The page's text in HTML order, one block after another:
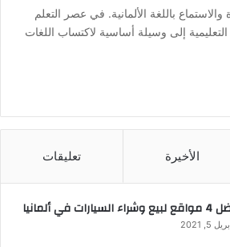
باللغة الألمانية. في عصر التعلم
إلى وسيلة أساسية لاكتساب اللغات
الأخيرة تعليقات
في ألمانيا
5, 2021